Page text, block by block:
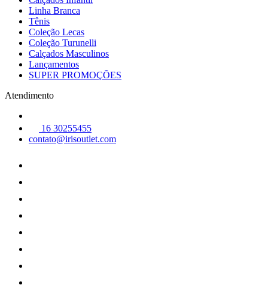
Linha Branca
Tênis
Coleção Lecas
Coleção Turunelli
Calçados Masculinos
Lançamentos
SUPER PROMOÇÕES
Atendimento
16 30255455
contato@irisoutlet.com